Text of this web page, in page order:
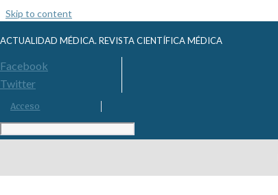
Skip to content
ACTUALIDAD MÉDICA. REVISTA CIENTÍFICA MÉDICA
Facebook
Twitter
Acceso